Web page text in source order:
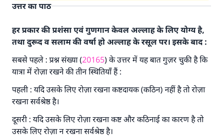
उत्तर का पाठ
हर प्रकार की प्रशंसा एवं गुणगान केवल अल्लाह के लिए योग्य है,
तथा दुरूद व सलाम की वर्षा हो अल्लाह के रसूल पर। इसके बाद :
सबसे पहले : प्रश्न संख्या (20165) के उत्तर में यह बात गुज़र चुकी है कि
यात्रा में रोज़ा रखने की तीन स्थितियाँ हैं :
पहली : यदि उसके लिए रोज़ा रखना कष्टदायक (कठिन) नहीं है तो रोज़ा
रखना सर्वश्रेष्ठ है।
दूसरी : यदि उसके लिए रोज़ा रखना कष्ट और कठिनाई का कारण है तो
उसके लिए रोज़ा न रखना सर्वश्रेष्ठ है।